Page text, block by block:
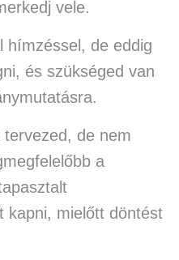
vele.
hímzéssel, de eddig
, és szükséged van
, de nem
a
kapni, mielőtt döntést